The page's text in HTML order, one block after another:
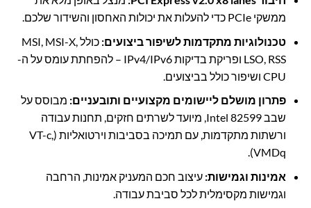
ממשקי PCIe כדי להעלות את יכולות האחסון והשידור שלכם.
טכנולוגיות מתקדמות לשיפור ביצועים:
כולל MSI, MSI-X,
LSO, RSS ופריקת בדיקות IPv4/IPv6 – להפחתת עומס על ה-
CPU ושיפור כולל בביצועים.
פתרון מושלם ליישומים מקצועיים ותובעניים: מבוסס על
שבב Intel 82599, מיועד לשרתים חזקים, תחנות עבודה
ורשתות מתקדמות, עם תמיכה בסביבות וירטואליות (VT-c,
VMDq).
אמינות וגמישות: עיצוב חכם המעניק אמינות, הרחבה
וגמישות מקסימלית לכל סביבת עבודה.